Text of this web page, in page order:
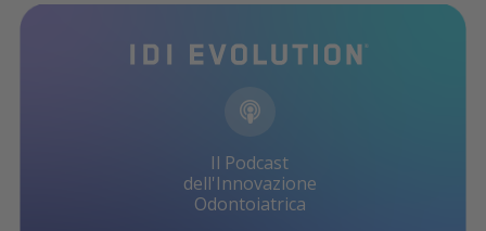
Il Podcast
dell'Innovazione
Odontoiatrica